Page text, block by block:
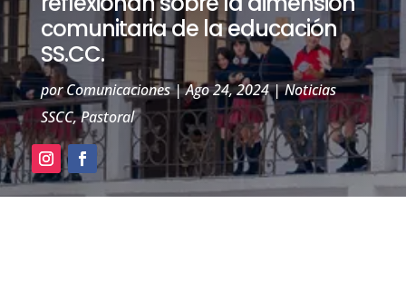
comunitaria de la educación
SS.CC.
porComunicaciones|Ago 24, 2024|Noticias
SSCC,Pastoral